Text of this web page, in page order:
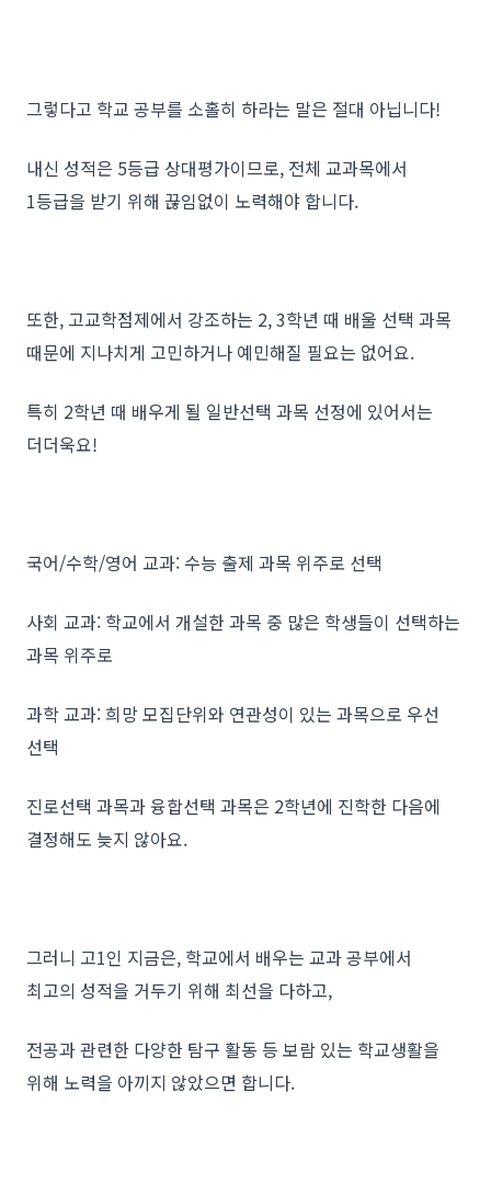
그렇다고 학교 공부를 소홀히 하라는 말은 절대 아닙니다!
내신 성적은 5등급 상대평가이므로, 전체 교과목에서
1등급을 받기 위해 끊임없이 노력해야 합니다.
또한, 고교학점제에서 강조하는 2, 3학년 때 배울 선택 과목
때문에 지나치게 고민하거나 예민해질 필요는 없어요.
특히 2학년 때 배우게 될 일반선택 과목 선정에 있어서는
더더욱요!
국어/수학/영어 교과: 수능 출제 과목 위주로 선택
사회 교과: 학교에서 개설한 과목 중 많은 학생들이 선택하는
과목 위주로
과학 교과: 희망 모집단위와 연관성이 있는 과목으로 우선
선택
진로선택 과목과 융합선택 과목은 2학년에 진학한 다음에
결정해도 늦지 않아요.
그러니 고1인 지금은, 학교에서 배우는 교과 공부에서
최고의 성적을 거두기 위해 최선을 다하고,
전공과 관련한 다양한 탐구 활동 등 보람 있는 학교생활을
위해 노력을 아끼지 않았으면 합니다.